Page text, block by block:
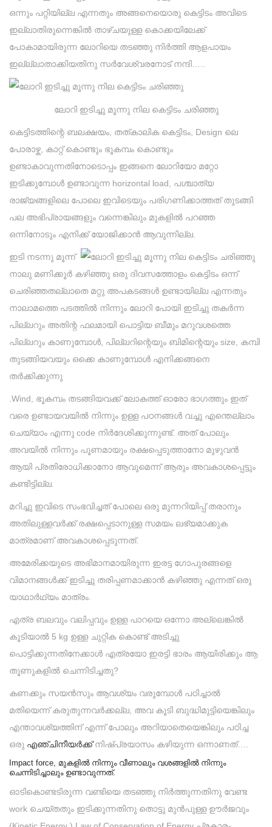
ഒന്നും പറ്റിയില്ല എന്നതും അങ്ങനെയൊരു കെട്ടിടം അവിടെ
ഇല്ലാതിരുന്നെങ്കിൽ താഴ്ചയുള്ള കൊക്കയിലേക്ക്
പോകാമായിരുന്ന ലോറിയെ തടഞ്ഞു നിർത്തി ആളപായം
ഇല്ല്ലാതാക്കിയതിനു സർവേശ്വരനോട് നന്ദി…..
ലോറി ഇടിച്ചു മൂന്നു നില കെട്ടിടം ചരിഞ്ഞു
കെട്ടിടത്തിന്റെ ബലക്ഷയം, തത്കാലിക കെട്ടിടം, Design ലെ
പോരാഴ്ക, കാറ്റ് കൊണ്ടും ഭൂകമ്പം കൊണ്ടും
ഉണ്ടാകാവുന്നതിനോടൊപ്പം ഇങ്ങനെ ലോറിയോ മറ്റോ
ഇടിക്കുമ്പോൾ ഉണ്ടാവുന്ന horizontal load, പശ്ചാത്യ
രാജ്യങ്ങളിലെ പോലെ ഇവിടെയും പരിഗണിക്കാത്തത് തുടങ്ങി
പല അഭിപ്രായങ്ങളും വന്നെങ്കിലും മുകളിൽ പറഞ്ഞ
ഒന്നിനോടും എനിക്ക് യോജിക്കാൻ ആവുന്നില്ല.
ഇടി നടന്നു മൂന്ന്
നാലു മണിക്കൂർ കഴിഞ്ഞു ഒരു ദിവസത്തോളം കെട്ടിടം ഒന്ന്
ചെരിഞ്ഞതല്ലാതെ മറ്റു അപകടങ്ങൾ ഉണ്ടായില്ല എന്നതും
നാലാമത്തെ പടത്തിൽ നിന്നും ലോറി പോയി ഇടിച്ചു തകർന്ന
പില്ലറും അതിന്റ ഫലമായി പൊട്ടിയ ബീമും മറുവശത്തെ
പില്ലറും കാണുമ്പോൾ, പില്ലറിന്റെയും ബിമിന്റെയും size, കമ്പി
തുടങ്ങിയവയും ഒക്കെ കാണുമ്പോൾ എനിക്കങ്ങനെ
തർക്കിക്കുന്നു
.Wind, ഭൂകമ്പം തടങ്ങിയവക്ക് ലോകത്ത് ഓരോ ഭാഗത്തും ഇത്
വരെ ഉണ്ടായവയിൽ നിന്നും ഉള്ള പഠനങ്ങൾ വച്ചു എന്തെല്ലാം
ചെയ്യാം എന്നു code നിർദേശിക്കുന്നുണ്ട്. അത് പോലും
അവയിൽ നിന്നും പൂണമായും രക്ഷപ്പെടുത്താനോ മുഴുവൻ
ആയി പ്രതിരോധിക്കാനോ ആവുമെന്ന് ആരും അവകാശപ്പെട്ടും
കണ്ടിട്ടില്ല.
മറിച്ചു ഇവിടെ സംഭവിച്ചത് പോലെ ഒരു മുന്നറിയിപ്പ് തരാനും
അതിലുള്ളവർക്ക് രക്ഷപ്പെടാനുള്ള സമയം ലഭ്യമാക്കുക
മാത്രമാണ് അവകാശപ്പെടുന്നത്.
അമേരിക്കയുടെ അഭിമാനമായിരുന്ന ഇരട്ട ഗോപുരങ്ങളെ
വിമാനങ്ങൾക്ക് ഇടിച്ചു തരിപ്പണമാക്കാൻ കഴിഞ്ഞു എന്നത് ഒരു
യാഥാർഥ്യം മാത്രം.
എത്ര ബലവും വലിപ്പവും ഉള്ള പാറയെ ഒന്നോ അല്ലെങ്കിൽ
കൂടിയാൽ 5 kg ഉള്ള ചുറ്റിക കൊണ്ട് അടിച്ചു
പൊട്ടിക്കുന്നതിനേക്കാൾ എത്രയോ ഇരട്ടി ഭാരം ആയിരിക്കും ആ
തൂണുകളിൽ ചെന്നിടിച്ചതു?
കണക്കും സയൻസും ആവശ്യം വരുമ്പോൾ പഠിച്ചാൽ
മതിയെന്ന് കരുതുന്നവർക്കല്ല, അവ കൂടി ബുദ്ധിമുട്ടിയെങ്കിലും
എന്താവശ്യത്തിന് എന്ന് പോലും അറിയാതെയെങ്കിലും പഠിച്ച
ഒരു എഞ്ചിനീയർക്ക്നിഷ്പ്രയാസം കഴിയുന്ന ഒന്നാണത്….
Impact force, മുകളിൽ നിന്നും വീണാലും വശങ്ങളിൽ നിന്നും
ചെന്നിടിച്ചാലും ഉണ്ടാവുന്നത്.
ഓടികൊണ്ടടിരുന്ന വണ്ടിയെ തടഞ്ഞു നിർത്തുന്നതിനു വേണ്ട
work ചെയ്തതും ഇടിക്കുന്നതിനു തൊട്ടു മുൻപുള്ള ഊർജവും